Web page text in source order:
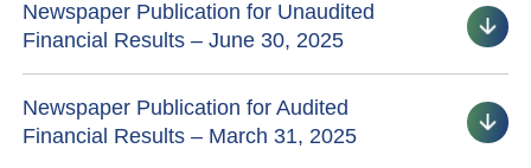
Newspaper Publication for Unaudited
Financial Results – June 30, 2025
Newspaper Publication for Audited
Financial Results – March 31, 2025